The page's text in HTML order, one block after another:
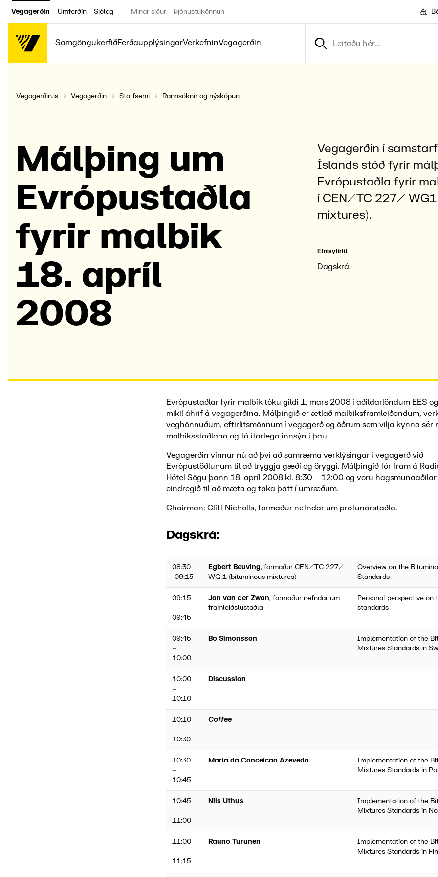
Vegagerðin Umferðin Sjólag Mínar síður Þjónustukönnun
SamgöngukerfiðFerðaupplýsingarVerkefninVegagerðin
Vegagerðin.is Vegagerðin Starfsemi Rannsóknir og nýsköpun
Málþing um
Evróp­ustaðla
fyrir malbik
18. apríl
2008
Vegagerðin í
Íslands stóð fyrir
Evrópustaðla fyrir
í CEN/TC 227/ WG1
mixtures).
Efnisyfirlit
Dagskrá:
Evrópustaðlar fyrir malbik tóku gildi 1. mars 2008 í aðildarlöndum EES
mikil áhrif á vegagerðina. Málþingið er ætlað malbiksframleiðendum,
veghönnuðum, eftirlitsmönnum í vegagerð og öðrum sem vilja kynna sér
malbiksstaðlana og fá ítarlega innsýn í þau.
Vegagerðin vinnur nú að því að samræma verklýsingar í vegagerð við
Evrópustöðlunum til að tryggja gæði og öryggi. Málþingið fór fram á
Hótel Sögu þann 18. apríl 2008 kl. 8:30 – 12:00 og voru
eindregið til að mæta og taka þátt í umræðum.
Chairman: Cliff Nicholls, formaður nefndar um prófunarstaðla.
Dagskrá:
08:30
-09:15
Egbert Beuving, formaður CEN/TC 227/
WG 1 (bituminous mixtures)
Overview on the
Standards
09:15
–
09:45
Jan van der Zwan, formaður nefndar um
framleiðslustaðla
Personal perspective on
standards
09:45
–
10:00
Bo Simonsson
Implementation of the
Mixtures Standards in
10:00
–
10:10
Discussion
10:10
–
10:30
Coffee
10:30
–
10:45
Maria da Conceicao Azevedo
Implementation of the
Mixtures Standards in
10:45
–
11:00
Nils Uthus
Implementation of the
Mixtures Standards in
11:00
–
11:15
Rauno Turunen
Implementation of the
Mixtures Standards in